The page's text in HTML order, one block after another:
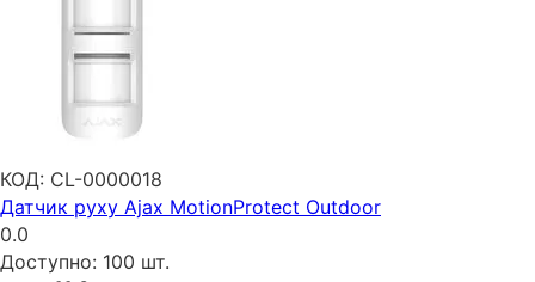
КОД: CL-0000018
Датчик руху Ajax MotionProtect Outdoor
0.0
Доступно: 100 шт.